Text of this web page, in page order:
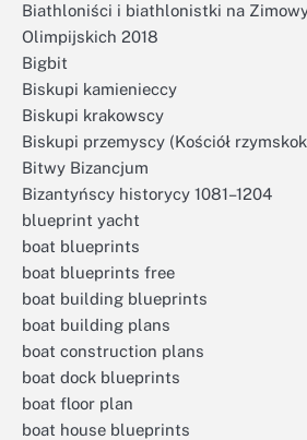
Biathloniści i biathlonistki na
Olimpijskich 2018
Bigbit
Biskupi kamienieccy
Biskupi krakowscy
Biskupi przemyscy (Kościół
Bitwy Bizancjum
Bizantyńscy historycy 1081–1204
blueprint yacht
boat blueprints
boat blueprints free
boat building blueprints
boat building plans
boat construction plans
boat dock blueprints
boat floor plan
boat house blueprints